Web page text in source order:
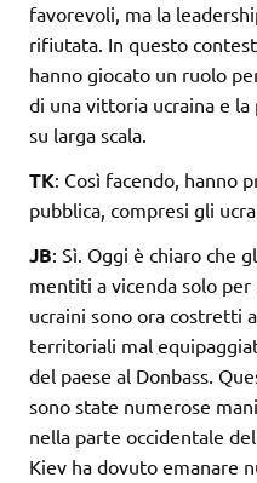
favorevoli, ma la
rifiutata. In questo
hanno giocato un ruolo
di una vittoria ucraina e
su larga scala.
TK: Così facendo, hanno
pubblica, compresi gli
JB: Sì. Oggi è chiaro che
mentiti a vicenda solo
ucraini sono ora costretti
territoriali mal
del paese al Donbass.
sono state numerose
nella parte occidentale
Kiev ha dovuto emanare